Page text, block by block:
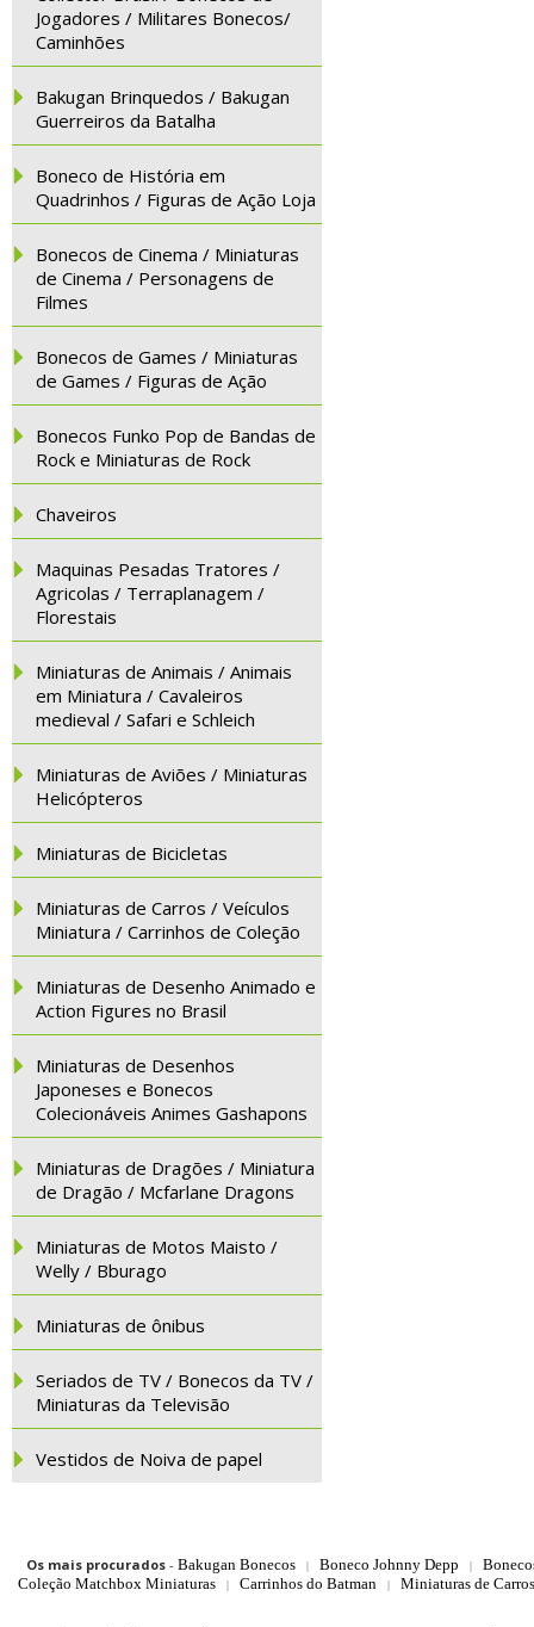
Jogadores / Militares Bonecos/
Caminhões
Bakugan Brinquedos / Bakugan
Guerreiros da Batalha
Boneco de História em
Quadrinhos / Figuras de Ação Loja
Bonecos de Cinema / Miniaturas
de Cinema / Personagens de
Filmes
Bonecos de Games / Miniaturas
de Games / Figuras de Ação
Bonecos Funko Pop de Bandas de
Rock e Miniaturas de Rock
Chaveiros
Maquinas Pesadas Tratores /
Agricolas / Terraplanagem /
Florestais
Miniaturas de Animais / Animais
em Miniatura / Cavaleiros
medieval / Safari e Schleich
Miniaturas de Aviões / Miniaturas
Helicópteros
Miniaturas de Bicicletas
Miniaturas de Carros / Veículos
Miniatura / Carrinhos de Coleção
Miniaturas de Desenho Animado e
Action Figures no Brasil
Miniaturas de Desenhos
Japoneses e Bonecos
Colecionáveis Animes Gashapons
Miniaturas de Dragões / Miniatura
de Dragão / Mcfarlane Dragons
Miniaturas de Motos Maisto /
Welly / Bburago
Miniaturas de ônibus
Seriados de TV / Bonecos da TV /
Miniaturas da Televisão
Vestidos de Noiva de papel
Os mais procurados- Bakugan Bonecos | Boneco Johnny Depp |
Coleção Matchbox Miniaturas
| Carrinhos do Batman | Miniaturas de